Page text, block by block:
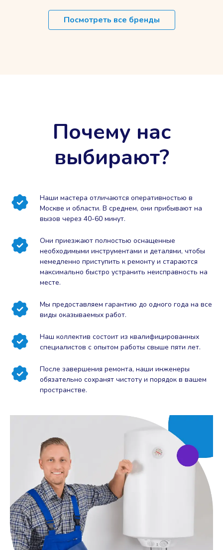
Посмотреть все бренды
Почему нас
выбирают?
Наши мастера отличаются оперативностью в
Москве и области. В среднем, они прибывают на
вызов через 40-60 минут.
Они приезжают полностью оснащенные
необходимыми инструментами и деталями, чтобы
немедленно приступить к ремонту и стараются
максимально быстро устранить неисправность на
месте.
Мы предоставляем гарантию до одного года на все
виды оказываемых работ.
Наш коллектив состоит из квалифицированных
специалистов с опытом работы свыше пяти лет.
После завершения ремонта, наши инженеры
обязательно сохранят чистоту и порядок в вашем
пространстве.